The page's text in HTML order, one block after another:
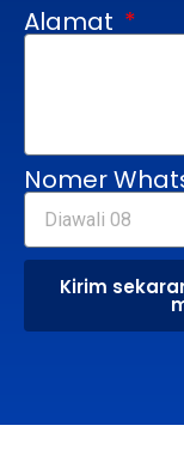
Alamat
Nomer
Kirim